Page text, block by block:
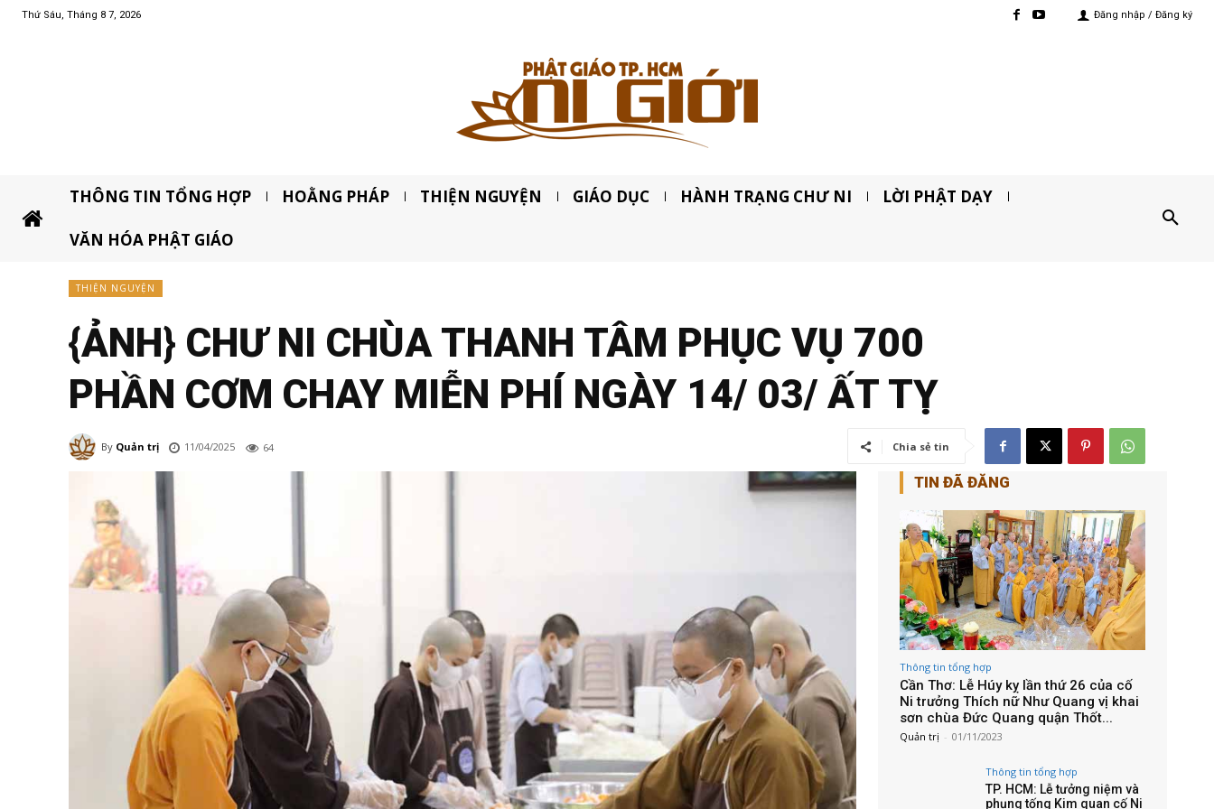
Thứ Sáu, Tháng 8 7, 2026 Đăng nhập / Đăng ký
THÔNG TIN TỔNG HỢP HOẰNG PHÁP THIỆN NGUYỆN GIÁO DỤC HÀNH TRẠNG CHƯ NI LỜI PHẬT DẠY
VĂN HÓA PHẬT GIÁO
THIỆN NGUYỆN
{ẢNH} CHƯ NI CHÙA THANH TÂM PHỤC VỤ 700
PHẦN CƠM CHAY MIỄN PHÍ NGÀY 14/ 03/ ẤT TỴ
By Quản trị 11/04/2025 64 Chia sẻ tin
TIN ĐÃ ĐĂNG
Thông tin tổng hợp
Cần Thơ: Lễ Húy kỵ lần thứ 26 của cố
Ni trưởng Thích nữ Như Quang vị khai
sơn chùa Đức Quang quận Thốt...
Quản trị - 01/11/2023
Thông tin tổng hợp
TP. HCM: Lễ tưởng niệm và
phụng tống Kim quan cố Ni